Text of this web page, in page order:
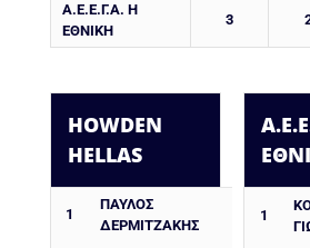
Α.Ε.Ε.Γ.Α. Η
ΕΘΝΙΚΗ
3
HOWDEN
HELLAS
1
ΠΑΎΛΟΣ
ΔΕΡΜΙΤΖΆΚΗΣ
1